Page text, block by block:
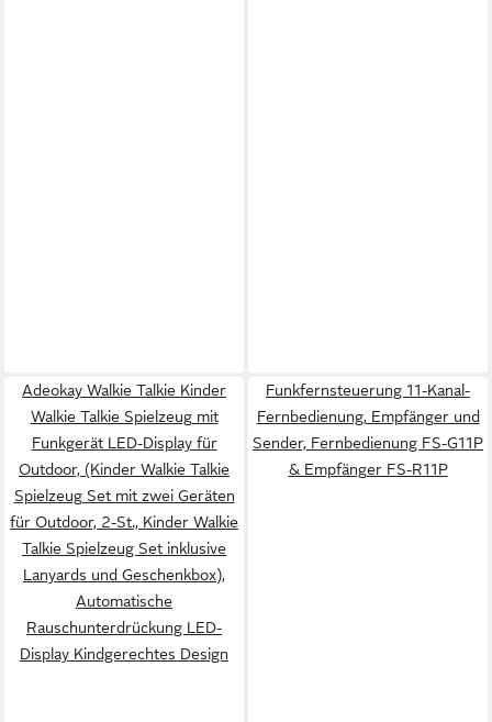
Adeokay Walkie Talkie Kinder
Walkie Talkie Spielzeug mit
Funkgerät LED-Display für
Outdoor, (Kinder Walkie Talkie
Spielzeug Set mit zwei Geräten
für Outdoor, 2-St., Kinder Walkie
Talkie Spielzeug Set inklusive
Lanyards und Geschenkbox),
Automatische
Rauschunterdrückung LED-
Display Kindgerechtes Design
Funkfernsteuerung 11-Kanal-
Fernbedienung, Empfänger und
Sender, Fernbedienung FS-G11P
& Empfänger FS-R11P